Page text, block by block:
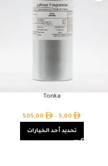
Tonka
5,00
–
505,00
تحديد أحد الخيارات